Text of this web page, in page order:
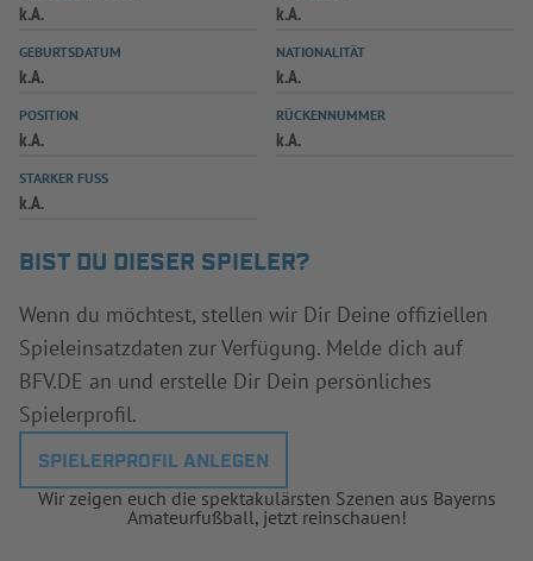
SPIELPLUS
k.A. k.A.
GEBURTSDATUM
k.A.
NATIONALITÄT
k.A.
POSITION
k.A.
RÜCKENNUMMER
k.A.
STARKER FUSS
k.A.
BIST DU DIESER SPIELER?
Wenn du möchtest, stellen wir Dir Deine offiziellen
Spieleinsatzdaten zur Verfügung. Melde dich auf
BFV.DE an und erstelle Dir Dein persönliches
Spielerprofil.
SPIELERPROFIL ANLEGEN
Wir zeigen euch die spektakulärsten Szenen aus Bayerns
Amateurfußball, jetzt reinschauen!